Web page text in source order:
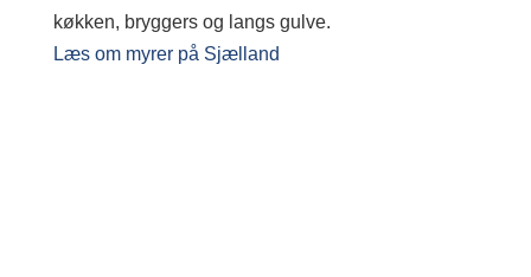
køkken, bryggers og langs gulve.
Læs om myrer på Sjælland